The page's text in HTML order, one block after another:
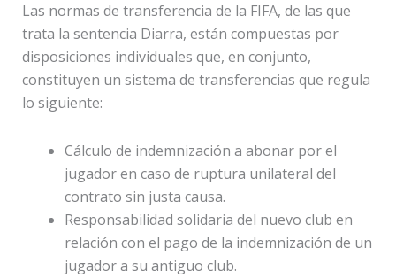
Las normas de transferencia de la FIFA, de las que
trata la sentencia Diarra, están compuestas por
disposiciones individuales que, en conjunto,
constituyen un sistema de transferencias que regula
lo siguiente:
Cálculo de indemnización a abonar por el
jugador en caso de ruptura unilateral del
contrato sin justa causa.
Responsabilidad solidaria del nuevo club en
relación con el pago de la indemnización de un
jugador a su antiguo club.